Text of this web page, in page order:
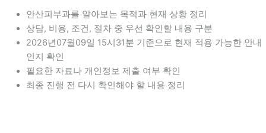
안산피부과를 알아보는 목적과 현재 상황 정리
상담, 비용, 조건, 절차 중 우선 확인할 내용 구분
2026년07월09일 15시31분 기준으로 현재 적용 가능한 안내
인지 확인
필요한 자료나 개인정보 제출 여부 확인
최종 진행 전 다시 확인해야 할 내용 정리